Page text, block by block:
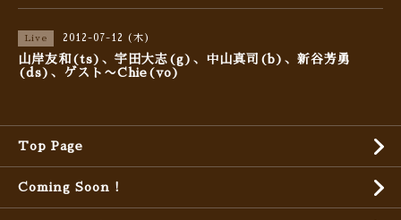
Live 2012-07-12 (木)
山岸友和(ts)、宇田大志(g)、中山真司(b)、新谷芳勇
(ds)、ゲスト〜Chie(vo)
Top Page
Coming Soon !